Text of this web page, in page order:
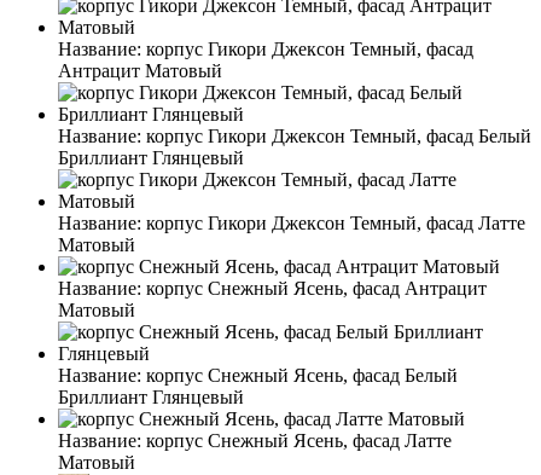
Название: корпус Гикори Джексон Темный, фасад
Антрацит Матовый
Название: корпус Гикори Джексон Темный, фасад Белый
Бриллиант Глянцевый
Название: корпус Гикори Джексон Темный, фасад Латте
Матовый
Название: корпус Снежный Ясень, фасад Антрацит
Матовый
Название: корпус Снежный Ясень, фасад Белый
Бриллиант Глянцевый
Название: корпус Снежный Ясень, фасад Латте
Матовый